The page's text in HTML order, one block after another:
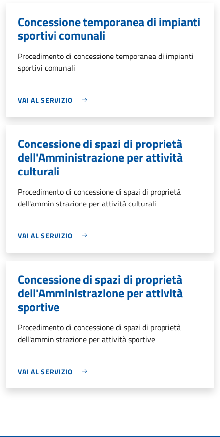
Concessione temporanea di impianti
sportivi comunali
Procedimento di concessione temporanea di impianti
sportivi comunali
VAI AL SERVIZIO
Concessione di spazi di proprietà
dell'Amministrazione per attività
culturali
Procedimento di concessione di spazi di proprietà
dell'amministrazione per attività culturali
VAI AL SERVIZIO
Concessione di spazi di proprietà
dell'Amministrazione per attività
sportive
Procedimento di concessione di spazi di proprietà
dell'amministrazione per attività sportive
VAI AL SERVIZIO